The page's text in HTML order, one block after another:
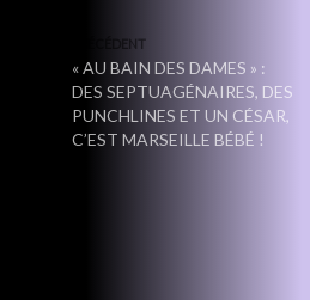
PRÉCÉDENT
« AU BAIN DES DAMES » :
DES SEPTUAGÉNAIRES, DES
PUNCHLINES ET UN CÉSAR,
C’EST MARSEILLE BÉBÉ !